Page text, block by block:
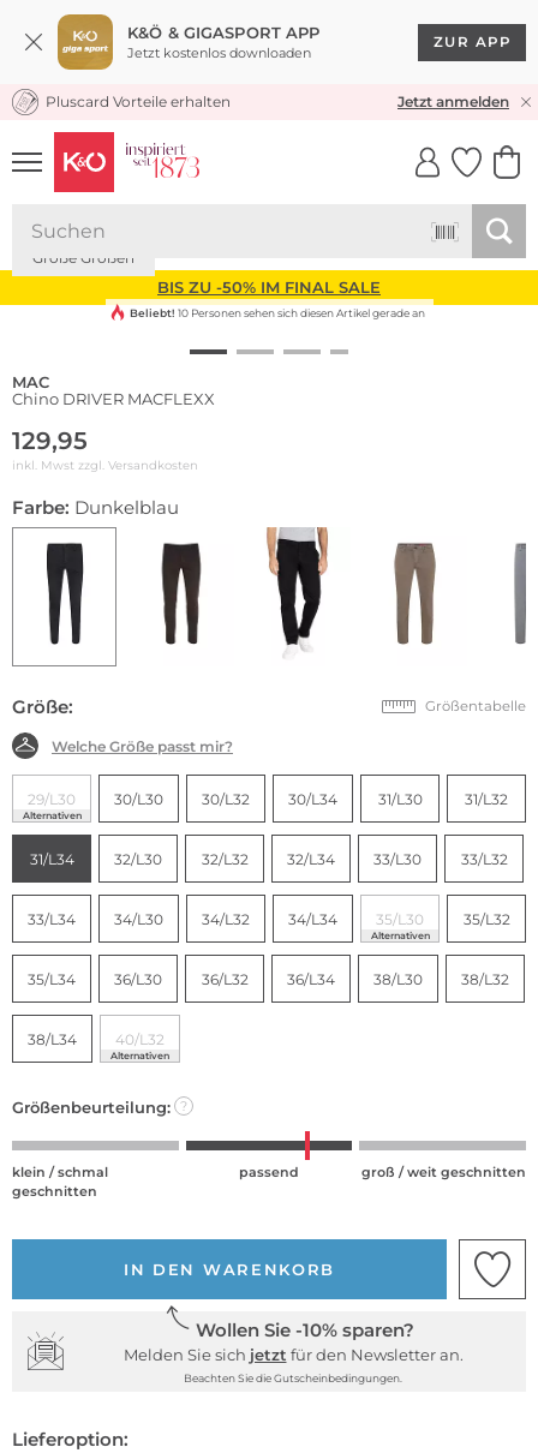
K&Ö & GIGASPORT APP
Jetzt kostenlos downloaden
ZUR APP
KOSTENLOSER VERSAND* & RÜCKVERSAND
Pluscard Vorteile erhalten Jetzt anmelden
UNSERE APP
CLICK &
BIS ZU -50% IM FINAL SALE
Große Größen
Beliebt! 10 Personen sehen sich diesen Artikel gerade an
MAC
Chino DRIVER MACFLEXX
129,95
inkl. Mwst zzgl. Versandkosten
Farbe: Dunkelblau
Größe: Größentabelle
Welche Größe passt mir?
29/L30
Alternativen
30/L30 30/L32 30/L34 31/L30 31/L32
31/L34 32/L30 32/L32 32/L34 33/L30 33/L32
33/L34 34/L30 34/L32 34/L34 35/L30
Alternativen
35/L32
35/L34 36/L30 36/L32 36/L34 38/L30 38/L32
38/L34 40/L32
Alternativen
Größenbeurteilung: ?
klein / schmal
geschnitten
passend groß / weit geschnitten
IN DEN WARENKORB
Wollen Sie -10% sparen?
Melden Sie sich jetzt für den Newsletter an.
Beachten Sie die Gutscheinbedingungen.
Lieferoption: